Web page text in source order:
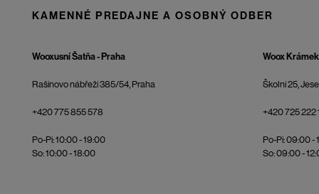
KAMENNÉ PREDAJNE A OSOBNÝ ODBER
Wooxusní Šatňa - Praha
Rašínovo nábřeží 385/54, Praha
+420 775 855 578
Po-Pi: 10:00 - 19:00
So: 10:00 - 18:00
Woox
Školní 25,
+420 725 222
Po-Pi: 09:00 -
So: 09:00 -